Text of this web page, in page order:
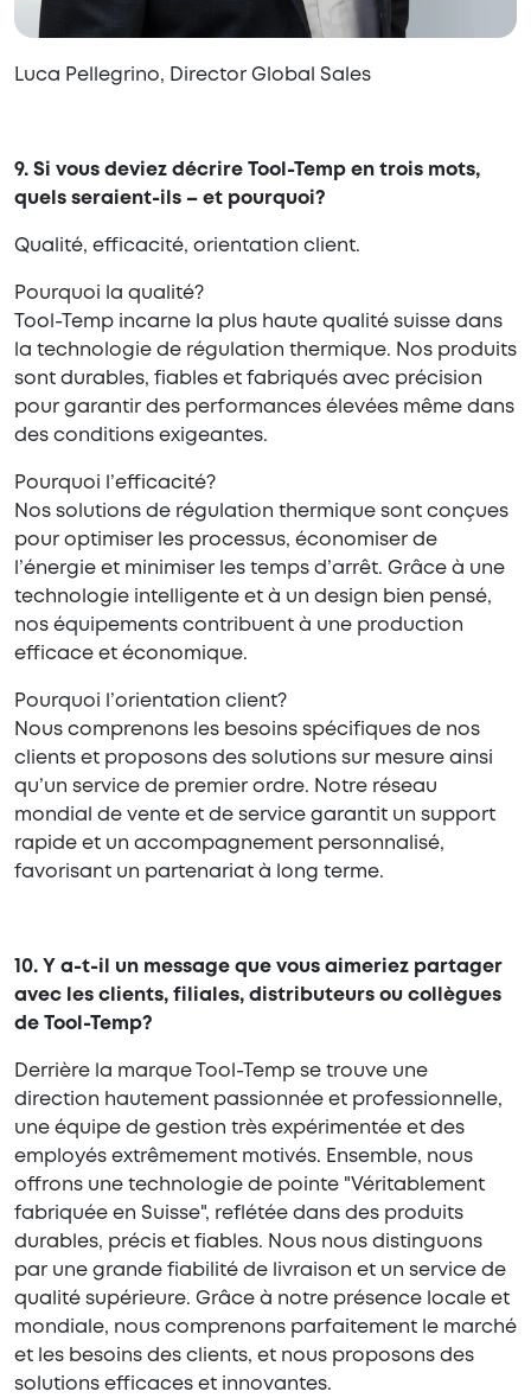
9. Si vous deviez décrire Tool-Temp en trois mots,
quels seraient-ils – et pourquoi?
Qualité, efficacité, orientation client.
Pourquoi la qualité?
Tool-Temp incarne la plus haute qualité suisse dans
la technologie de régulation thermique. Nos produits
sont durables, fiables et fabriqués avec précision
pour garantir des performances élevées même dans
des conditions exigeantes.
Pourquoi l’efficacité?
Nos solutions de régulation thermique sont conçues
pour optimiser les processus, économiser de
l’énergie et minimiser les temps d’arrêt. Grâce à une
technologie intelligente et à un design bien pensé,
nos équipements contribuent à une production
efficace et économique.
Pourquoi l’orientation client?
Nous comprenons les besoins spécifiques de nos
clients et proposons des solutions sur mesure ainsi
qu’un service de premier ordre. Notre réseau
mondial de vente et de service garantit un support
rapide et un accompagnement personnalisé,
favorisant un partenariat à long terme.
10. Y a-t-il un message que vous aimeriez partager
avec les clients, filiales, distributeurs ou collègues
de Tool-Temp?
Derrière la marque Tool-Temp se trouve une
direction hautement passionnée et professionnelle,
une équipe de gestion très expérimentée et des
employés extrêmement motivés. Ensemble, nous
offrons une technologie de pointe "Véritablement
fabriquée en Suisse", reflétée dans des produits
durables, précis et fiables. Nous nous distinguons
par une grande fiabilité de livraison et un service de
qualité supérieure. Grâce à notre présence locale et
mondiale, nous comprenons parfaitement le marché
et les besoins des clients, et nous proposons des
solutions efficaces et innovantes.
Luca Pellegrino, Director Global Sales